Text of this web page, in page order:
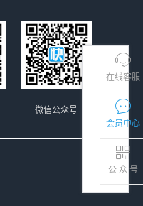
在线客服
会员中心
公 众 号
微信公众号